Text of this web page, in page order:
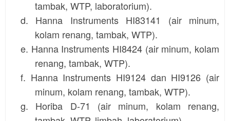
tambak, WTP, laboratorium).
d. Hanna Instruments HI83141 (air minum,
kolam renang, tambak, WTP).
e. Hanna Instruments HI8424 (air minum, kolam
renang, tambak, WTP).
f. Hanna Instruments HI9124 dan HI9126 (air
minum, kolam renang, tambak, WTP).
g. Horiba D-71 (air minum, kolam renang,